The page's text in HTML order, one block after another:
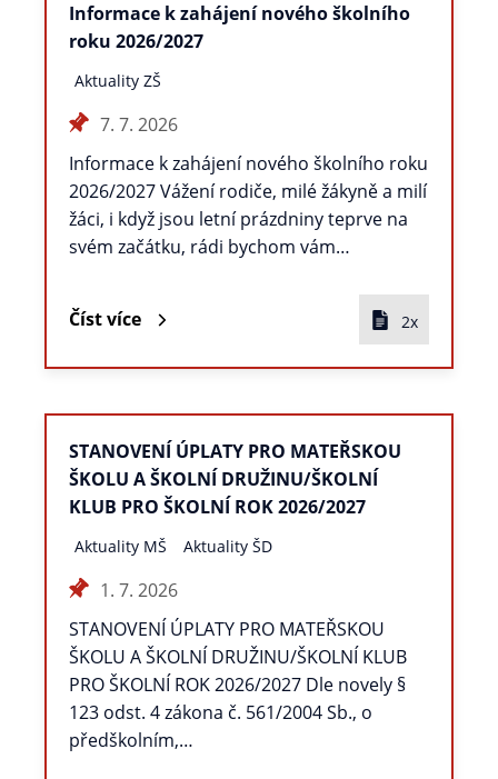
Informace k zahájení nového školního
roku 2026/2027
Aktuality ZŠ
7. 7. 2026
Informace k zahájení nového školního roku
2026/2027 Vážení rodiče, milé žákyně a milí
žáci, i když jsou letní prázdniny teprve na
svém začátku, rádi bychom vám…
Číst více 2x
STANOVENÍ ÚPLATY PRO MATEŘSKOU
ŠKOLU A ŠKOLNÍ DRUŽINU/ŠKOLNÍ
KLUB PRO ŠKOLNÍ ROK 2026/2027
Aktuality MŠ Aktuality ŠD
1. 7. 2026
STANOVENÍ ÚPLATY PRO MATEŘSKOU
ŠKOLU A ŠKOLNÍ DRUŽINU/ŠKOLNÍ KLUB
PRO ŠKOLNÍ ROK 2026/2027 Dle novely §
123 odst. 4 zákona č. 561/2004 Sb., o
předškolním,…